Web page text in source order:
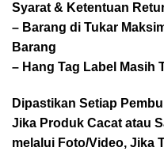
Syarat & Ketentuan
– Barang di Tukar
Barang
– Hang Tag Label Masih
Dipastikan Setiap
Jika Produk Cacat atau
melalui Foto/Video, Jika